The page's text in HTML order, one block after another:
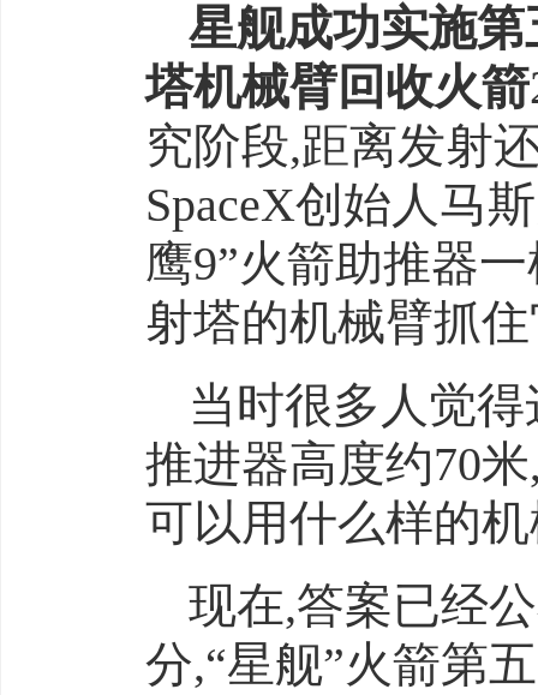
星舰成功实施
塔机械臂回收火箭
究阶段,距离发射
SpaceX创始人马
鹰9”火箭助推器
射塔的机械臂抓
当时很多人觉
推进器高度约70
可以用什么样的
现在,答案已经
分,“星舰”火箭第